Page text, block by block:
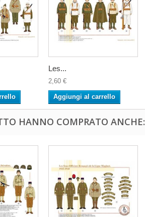
Les...
2,60 €
Aggiungi al carrello
HANNO COMPRATO ANCHE: